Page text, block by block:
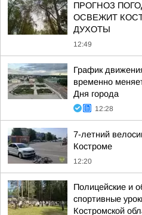
ПРОГНОЗ
ОСВЕЖИТ
ДУХОТЫ
12:49
График
временно
Дня города
12:28
7-летний
Костроме
12:20
Полицейские и
спортивные
Костромской